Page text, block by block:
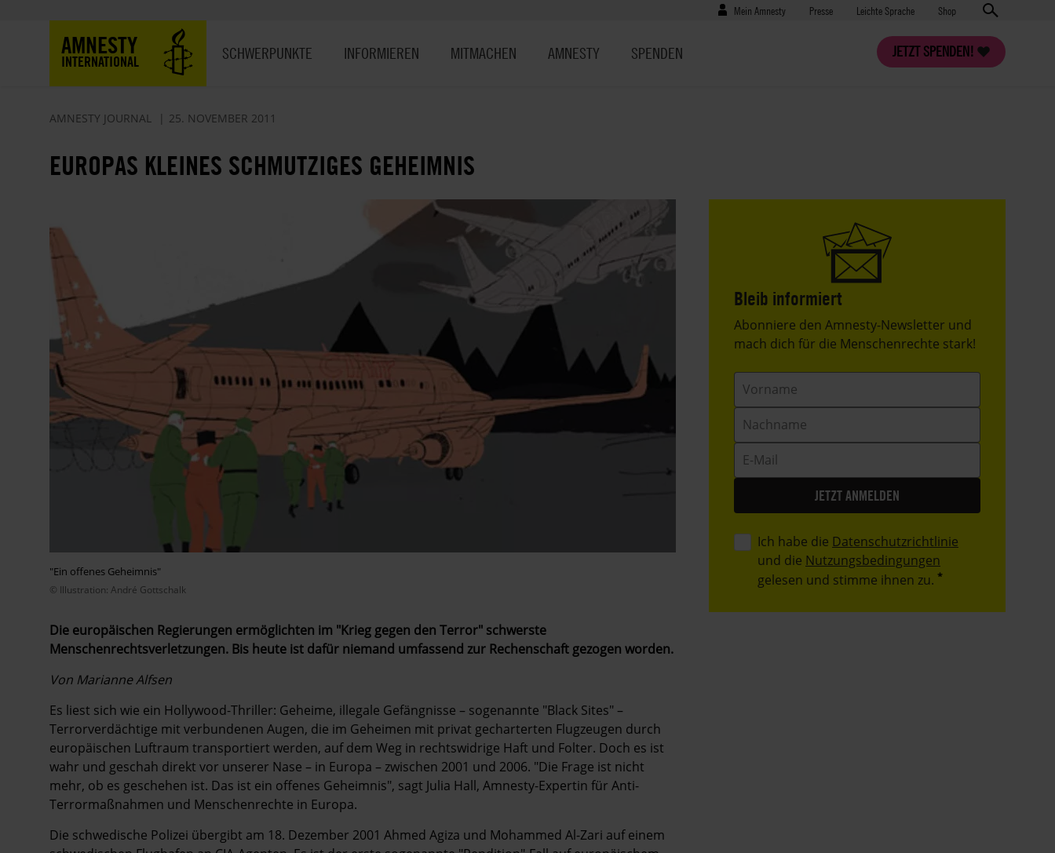
Benutzermenü
Mein Amnesty Presse
Presse Leichte Sprache Shop
AMNESTY
INTERNATIONAL
JETZT SPENDEN!
SCHWERPUNKTE INFORMIEREN MITMACHEN AMNESTY SPENDEN
AMNESTY JOURNAL 25. NOVEMBER 2011
EUROPAS KLEINES SCHMUTZIGES GEHEIMNIS
"Ein offenes Geheimnis"
© Illustration: André Gottschalk
Die europäischen Regierungen ermöglichten im "Krieg ­gegen den Terror" schwerste
Menschenrechtsverletzungen. Bis heute ist dafür niemand umfassend zur Rechenschaft gezogen worden.
Von Marianne Alfsen
Es liest sich wie ein Hollywood-Thriller: Geheime, illegale Gefängnisse – sogenannte "Black Sites" –
Terrorverdächtige mit verbundenen Augen, die im Geheimen mit privat gecharterten Flugzeugen durch
europäischen Luftraum transportiert werden, auf dem Weg in rechtswidrige Haft und Folter. Doch es ist
wahr und geschah direkt vor unserer Nase – in Europa – zwischen 2001 und 2006. "Die Frage ist nicht
mehr, ob es geschehen ist. Das ist ein ­offenes Geheimnis", sagt Julia Hall, Amnesty-Expertin für Anti-
Terrormaßnahmen und Menschenrechte in Europa.
Die schwedische Polizei übergibt am 18. Dezember 2001 Ahmed Agiza und Mohammed Al-Zari auf einem
Bleib informiert
Header
Text
Abonniere den Amnesty-Newsletter und
mach dich für die Menschenrechte stark!
Vorname
Nachname
E-
Mail
Ich habe die Datenschutzrichtlinie
und die Nutzungsbedingungen
gelesen und stimme ihnen zu.